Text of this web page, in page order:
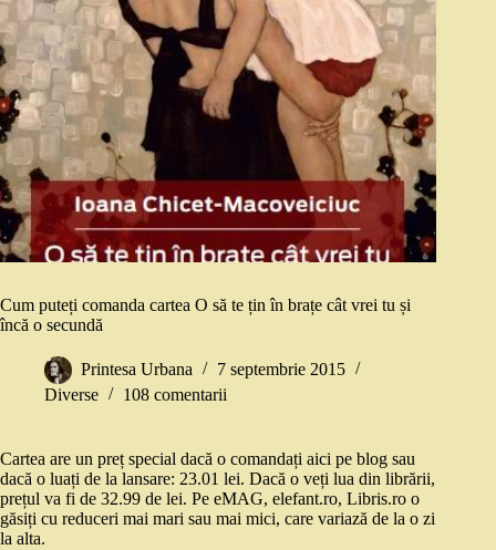
Cum puteți comanda cartea O să te țin în brațe cât vrei tu și
încă o secundă
Printesa Urbana
7 septembrie 2015
Diverse
108 comentarii
Cartea are un preț special dacă o comandați aici pe blog sau
dacă o luați de la lansare: 23.01 lei. Dacă o veți lua din librării,
prețul va fi de 32.99 de lei. Pe eMAG, elefant.ro, Libris.ro o
găsiți cu reduceri mai mari sau mai mici, care variază de la o zi
la alta.